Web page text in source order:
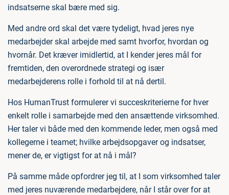
indsatserne skal bære med sig.
Med andre ord skal det være tydeligt, hvad jeres nye
medarbejder skal arbejde med samt hvorfor, hvordan og
hvornår. Det kræver imidlertid, at I kender jeres mål for
fremtiden, den overordnede strategi og især
medarbejderens rolle i forhold til at nå dertil.
Hos HumanTrust formulerer vi succeskriterierne for hver
enkelt rolle i samarbejde med den ansættende virksomhed.
Her taler vi både med den kommende leder, men også med
kollegerne i teamet; hvilke arbejdsopgaver og indsatser,
mener de, er vigtigst for at nå i mål?
På samme måde opfordrer jeg til, at I som virksomhed taler
med jeres nuværende medarbejdere, når I står over for at